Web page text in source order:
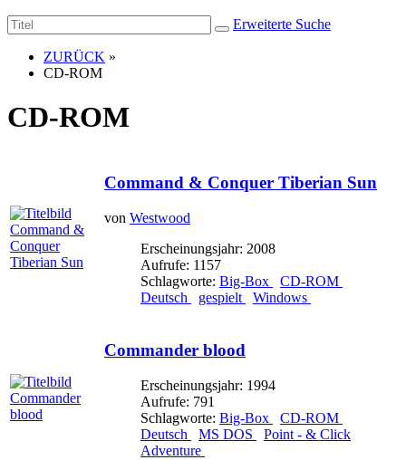
Erweiterte Suche
ZURÜCK »
CD-ROM
CD-ROM
Command & Conquer Tiberian Sun
von Westwood
Erscheinungsjahr: 2008
Aufrufe: 1157
Schlagworte: Big-Box
CD-ROM
Deutsch
gespielt Windows
Commander blood
Erscheinungsjahr: 1994
Aufrufe: 791
Schlagworte: Big-Box
CD-ROM
Deutsch
MS DOS
Point - & Click
Adventure